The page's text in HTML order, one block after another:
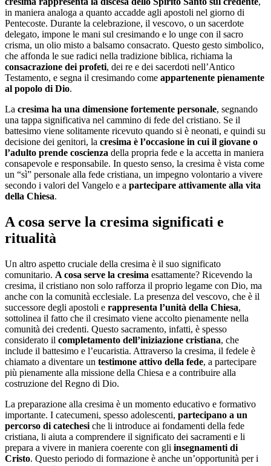
in maniera analoga a quanto accadde agli apostoli nel giorno di
Pentecoste. Durante la celebrazione, il vescovo, o un sacerdote
delegato, impone le mani sul cresimando e lo unge con il sacro
crisma, un olio misto a balsamo consacrato. Questo gesto simbolico,
che affonda le sue radici nella tradizione biblica, richiama la
consacrazione dei profeti, dei re e dei sacerdoti nell’Antico
Testamento, e segna il cresimando come appartenente pienamente
al popolo di Dio.
La cresima ha una dimensione fortemente personale, segnando
una tappa significativa nel cammino di fede del cristiano. Se il
battesimo viene solitamente ricevuto quando si è neonati, e quindi su
decisione dei genitori, la cresima è l’occasione in cui il giovane o
l’adulto prende coscienza della propria fede e la accetta in maniera
consapevole e responsabile. In questo senso, la cresima è vista come
un “sì” personale alla fede cristiana, un impegno volontario a vivere
secondo i valori del Vangelo e a partecipare attivamente alla vita
della Chiesa.
A cosa serve la cresima significati e
ritualità
Un altro aspetto cruciale della cresima è il suo significato
comunitario. A cosa serve la cresima esattamente? Ricevendo la
cresima, il cristiano non solo rafforza il proprio legame con Dio, ma
anche con la comunità ecclesiale. La presenza del vescovo, che è il
successore degli apostoli e rappresenta l’unità della Chiesa,
sottolinea il fatto che il cresimato viene accolto pienamente nella
comunità dei credenti. Questo sacramento, infatti, è spesso
considerato il completamento dell’iniziazione cristiana, che
include il battesimo e l’eucaristia. Attraverso la cresima, il fedele è
chiamato a diventare un testimone attivo della fede, a partecipare
più pienamente alla missione della Chiesa e a contribuire alla
costruzione del Regno di Dio.
La preparazione alla cresima è un momento educativo e formativo
importante. I catecumeni, spesso adolescenti, partecipano a un
percorso di catechesi che li introduce ai fondamenti della fede
cristiana, li aiuta a comprendere il significato dei sacramenti e li
prepara a vivere in maniera coerente con gli insegnamenti di
Cristo. Questo periodo di formazione è anche un’opportunità per i